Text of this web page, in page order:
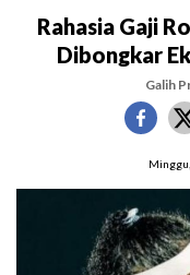
Rahasia Gaji
Dibongkar
Galih